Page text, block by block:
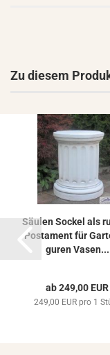
Zu diesem
Säu­len So­ckel als
Pos­ta­ment für
gu­ren Vasen...
ab 249,00 EUR
249,00 EUR pro 1